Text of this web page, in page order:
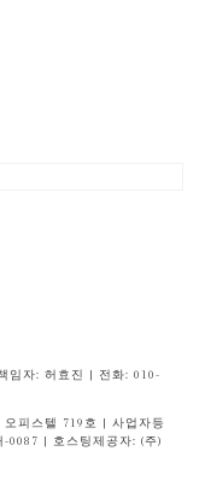
임자: 허효진 | 전화: 010-
피스텔 719호 | 사업자등
-0087 | 호스팅제공자: (주)